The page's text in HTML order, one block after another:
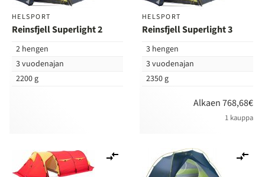
HELSPORT
Reinsfjell Superlight 2
2 hengen
3 vuodenajan
2200 g
HELSPORT
Reinsfjell Superlight 3
3 hengen
3 vuodenajan
2350 g
Alkaen 768,68€
1 kauppa
vertailuun